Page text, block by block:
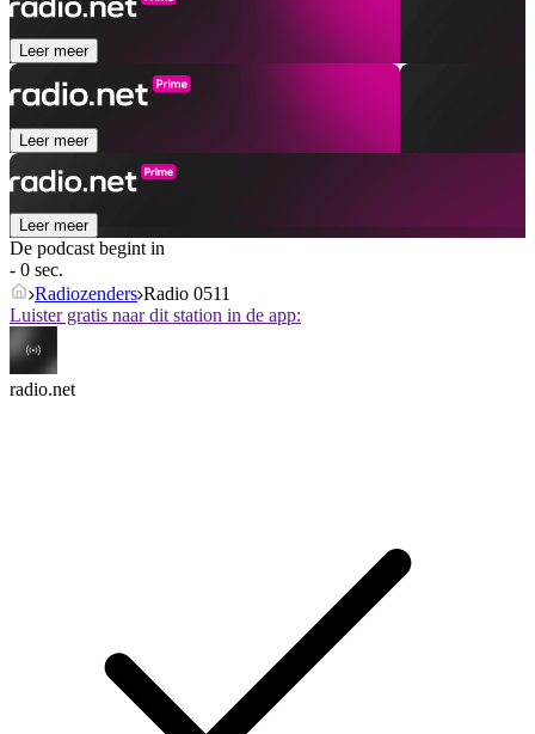
Leer meer
Leer meer
Leer meer
De podcast begint in
- 0 sec.
Radiozenders Radio 0511
Luister gratis naar dit station in de app:
radio.net